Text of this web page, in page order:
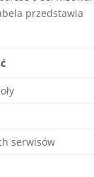
przedstawia
serwisów